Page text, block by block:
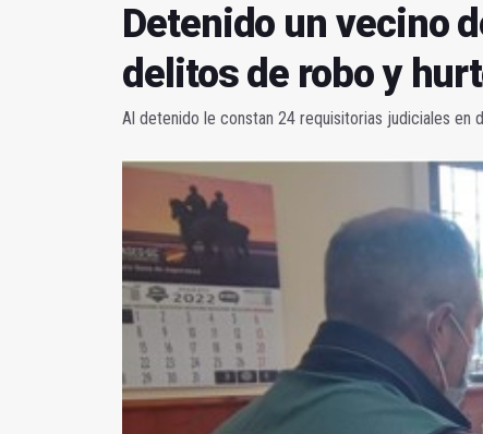
Detenido un vecino
delitos de robo y
Al detenido le constan 24 requisitorias judiciales en